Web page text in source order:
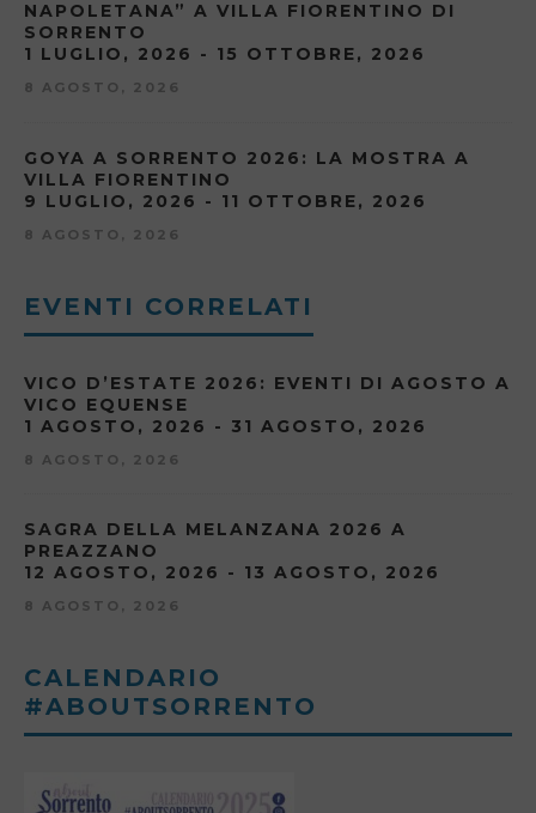
NAPOLETANA” A VILLA FIORENTINO DI
SORRENTO
1 LUGLIO, 2026 - 15 OTTOBRE, 2026
8 AGOSTO, 2026
GOYA A SORRENTO 2026: LA MOSTRA A
VILLA FIORENTINO
9 LUGLIO, 2026 - 11 OTTOBRE, 2026
8 AGOSTO, 2026
EVENTI CORRELATI
VICO D’ESTATE 2026: EVENTI DI AGOSTO A
VICO EQUENSE
1 AGOSTO, 2026 - 31 AGOSTO, 2026
8 AGOSTO, 2026
SAGRA DELLA MELANZANA 2026 A
PREAZZANO
12 AGOSTO, 2026 - 13 AGOSTO, 2026
8 AGOSTO, 2026
CALENDARIO
#ABOUTSORRENTO